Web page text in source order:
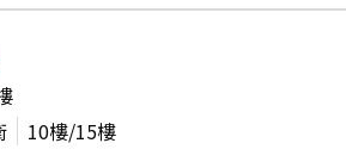
10樓/15樓